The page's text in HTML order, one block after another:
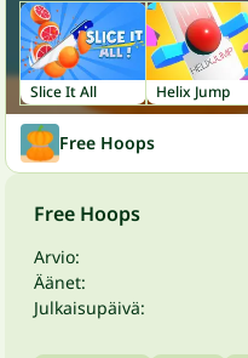
Slice It All Helix Jump
Free Hoops
Free Hoops
Arvio:
Äänet:
Julkaisupäivä: